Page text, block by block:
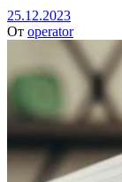
25.12.2023
От operator